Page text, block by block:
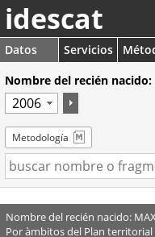
idescat
Datos Servicios
Nombre del recién
Metodología
Nombre del recién nacido:
Por àmbitos del Plan territorial